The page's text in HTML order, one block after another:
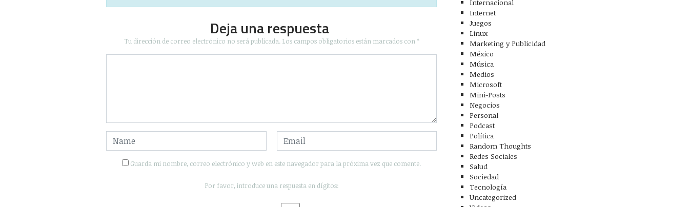
Deja una respuesta
Tu dirección de correo electrónico no será publicada. Los campos obligatorios están marcados con*
Guarda mi nombre, correo electrónico y web en este navegador para la próxima vez que comente.
Por favor, introduce una respuesta en dígitos:
Internacional
Internet
Juegos
Linux
Marketing y Publicidad
México
Música
Medios
Microsoft
Mini-Posts
Negocios
Personal
Podcast
Política
Random Thoughts
Redes Sociales
Salud
Sociedad
Tecnología
Uncategorized